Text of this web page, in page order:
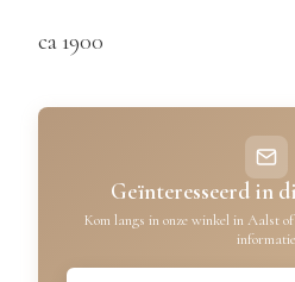
ca 1900
Geïnteresseerd in
Kom langs in onze winkel in Aalst
informatie